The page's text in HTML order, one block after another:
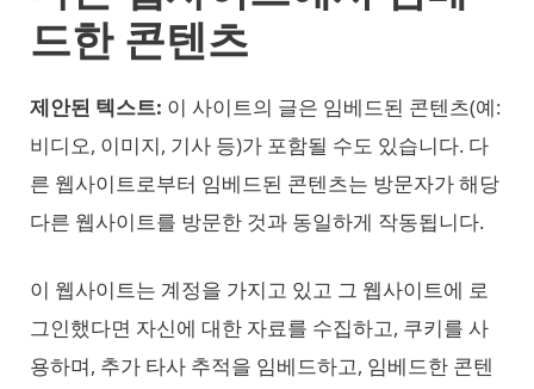
드한 콘텐츠
제안된 텍스트: 이 사이트의 글은 임베드된 콘텐츠(예:
비디오, 이미지, 기사 등)가 포함될 수도 있습니다. 다
른 웹사이트로부터 임베드된 콘텐츠는 방문자가 해당
다른 웹사이트를 방문한 것과 동일하게 작동됩니다.
이 웹사이트는 계정을 가지고 있고 그 웹사이트에 로
그인했다면 자신에 대한 자료를 수집하고, 쿠키를 사
용하며, 추가 타사 추적을 임베드하고, 임베드한 콘텐